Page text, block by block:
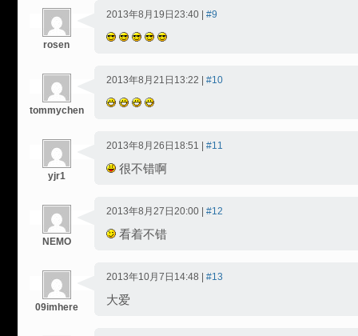
rosen
2013年8月19日23:40 | #9
tommychen
2013年8月21日13:22 | #10
yjr1
2013年8月26日18:51 | #11
很不错啊
NEMO
2013年8月27日20:00 | #12
看着不错
09imhere
2013年10月7日14:48 | #13
大爱